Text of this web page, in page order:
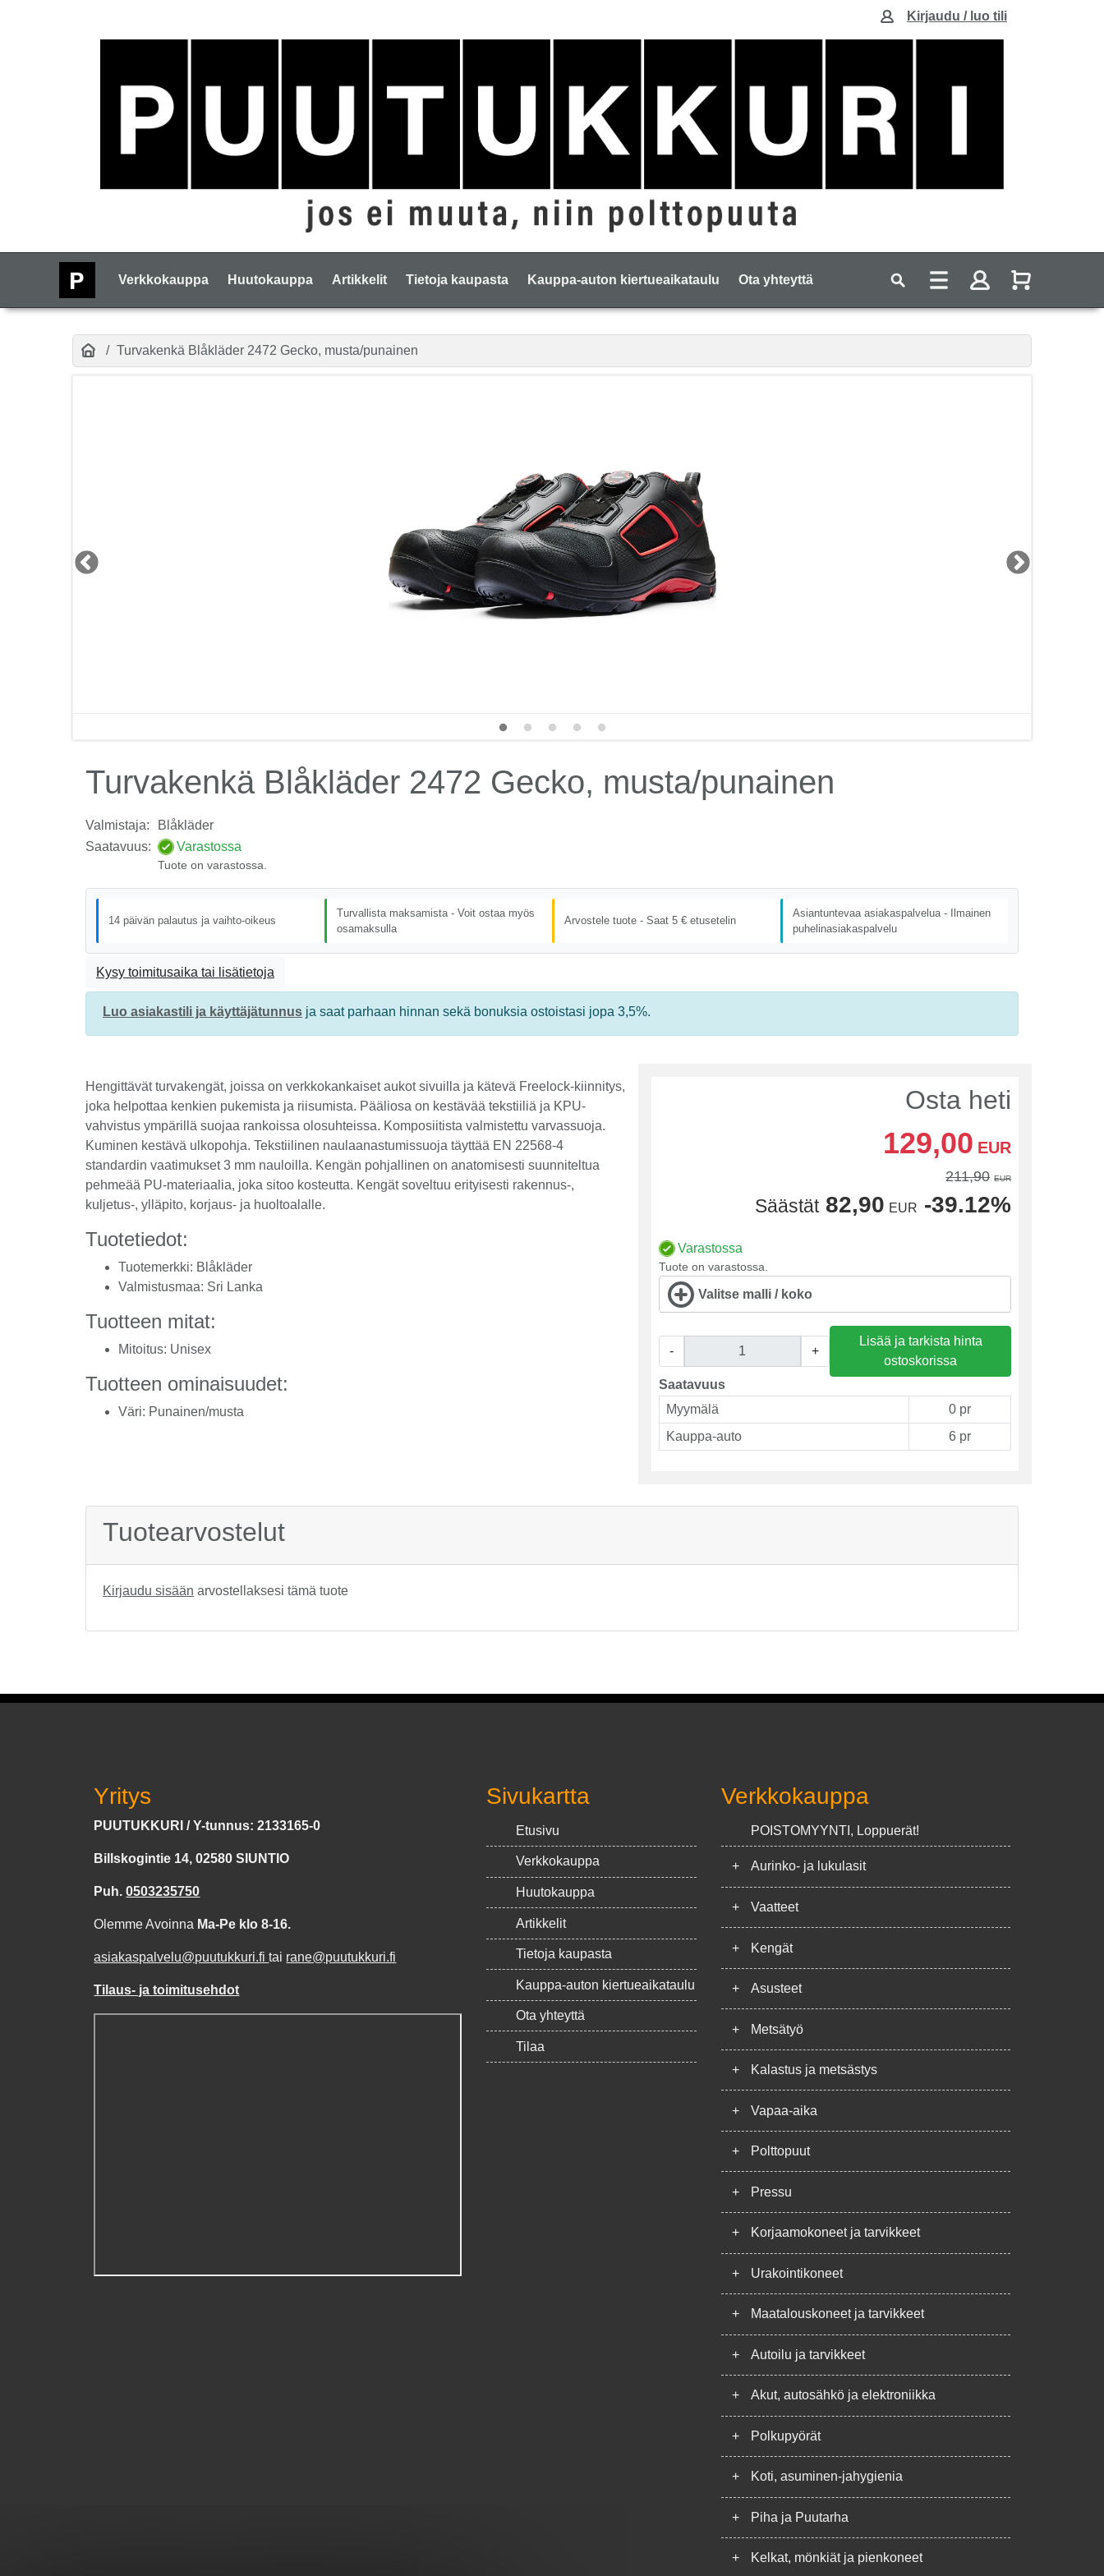
Kirjaudu / luo tili
Verkkokauppa Huutokauppa Artikkelit Tietoja kaupasta Kauppa-auton kiertueaikataulu Ota yhteyttä
Turvakenkä Blåkläder 2472 Gecko, musta/punainen
Turvakenkä Blåkläder 2472 Gecko, musta/punainen
Valmistaja:
Blåkläder
Saatavuus:
Varastossa
Tuote on varastossa.
14 päivän palautus ja vaihto-oikeus
Turvallista maksamista - Voit ostaa myös
osamaksulla
Arvostele tuote - Saat 5 € etusetelin
Asiantuntevaa asiakaspalvelua - Ilmainen
puhelinasiakaspalvelu
Kysy toimitusaika tai lisätietoja
Luo asiakastili ja käyttäjätunnus ja saat parhaan hinnan sekä bonuksia ostoistasi jopa 3,5%.
Hengittävät turvakengät, joissa on verkkokankaiset aukot sivuilla ja kätevä Freelock-kiinnitys,
joka helpottaa kenkien pukemista ja riisumista. Pääliosa on kestävää tekstiiliä ja KPU-
vahvistus ympärillä suojaa rankoissa olosuhteissa. Komposiitista valmistettu varvassuoja.
Kuminen kestävä ulkopohja. Tekstiilinen naulaanastumissuoja täyttää EN 22568-4
standardin vaatimukset 3 mm nauloilla. Kengän pohjallinen on anatomisesti suunniteltua
pehmeää PU-materiaalia, joka sitoo kosteutta. Kengät soveltuu erityisesti rakennus-,
kuljetus-, ylläpito, korjaus- ja huoltoalalle.
Tuotetiedot:
Tuotemerkki: Blåkläder
Valmistusmaa: Sri Lanka
Tuotteen mitat:
Mitoitus: Unisex
Tuotteen ominaisuudet:
Väri: Punainen/musta
Osta heti
129,00 EUR
211,90 EUR
Säästät82,90 EUR -39.12%
Varastossa
Tuote on varastossa.
Valitse malli / koko
- +
Lisää ja tarkista hinta
ostoskorissa
Saatavuus
Myymälä
0 pr
Kauppa-auto
6 pr
Tuotearvostelut
Kirjaudu sisään arvostellaksesi tämä tuote
Yritys
PUUTUKKURI / Y-tunnus: 2133165-0
Billskogintie 14, 02580 SIUNTIO
Puh.0503235750
Olemme Avoinna Ma-Pe klo 8-16.
asiakaspalvelu@puutukkuri.fitai rane@puutukkuri.fi
Tilaus- ja toimitusehdot
Sivukartta
Etusivu
Verkkokauppa
Huutokauppa
Artikkelit
Tietoja kaupasta
Kauppa-auton kiertueaikataulu
Ota yhteyttä
Tilaa
Verkkokauppa
POISTOMYYNTI, Loppuerät!
+ Aurinko- ja lukulasit
+ Vaatteet
+ Kengät
+ Asusteet
+ Metsätyö
+ Kalastus ja metsästys
+ Vapaa-aika
+ Polttopuut
+ Pressu
+ Korjaamokoneet ja tarvikkeet
+ Urakointikoneet
+ Maatalouskoneet ja tarvikkeet
+ Autoilu ja tarvikkeet
+ Akut, autosähkö ja elektroniikka
+ Polkupyörät
+ Koti, asuminen-jahygienia
+ Piha ja Puutarha
+ Kelkat, mönkiät ja pienkoneet